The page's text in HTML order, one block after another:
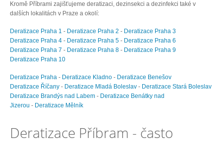
Kromě Příbrami zajišťujeme deratizaci, dezinsekci a dezinfekci také v
dalších lokalitách v Praze a okolí:
Deratizace Praha 1 - Deratizace Praha 2 - Deratizace Praha 3
Deratizace Praha 4 - Deratizace Praha 5 - Deratizace Praha 6
Deratizace Praha 7 - Deratizace Praha 8 - Deratizace Praha 9
Deratizace Praha 10
Deratizace Praha - Deratizace Kladno - Deratizace Benešov
Deratizace Říčany - Deratizace Mladá Boleslav - Deratizace Stará Boleslav
Deratizace Brandýs nad Labem - Deratizace Benátky nad
Jizerou - Deratizace Mělník
Deratizace Příbram - často